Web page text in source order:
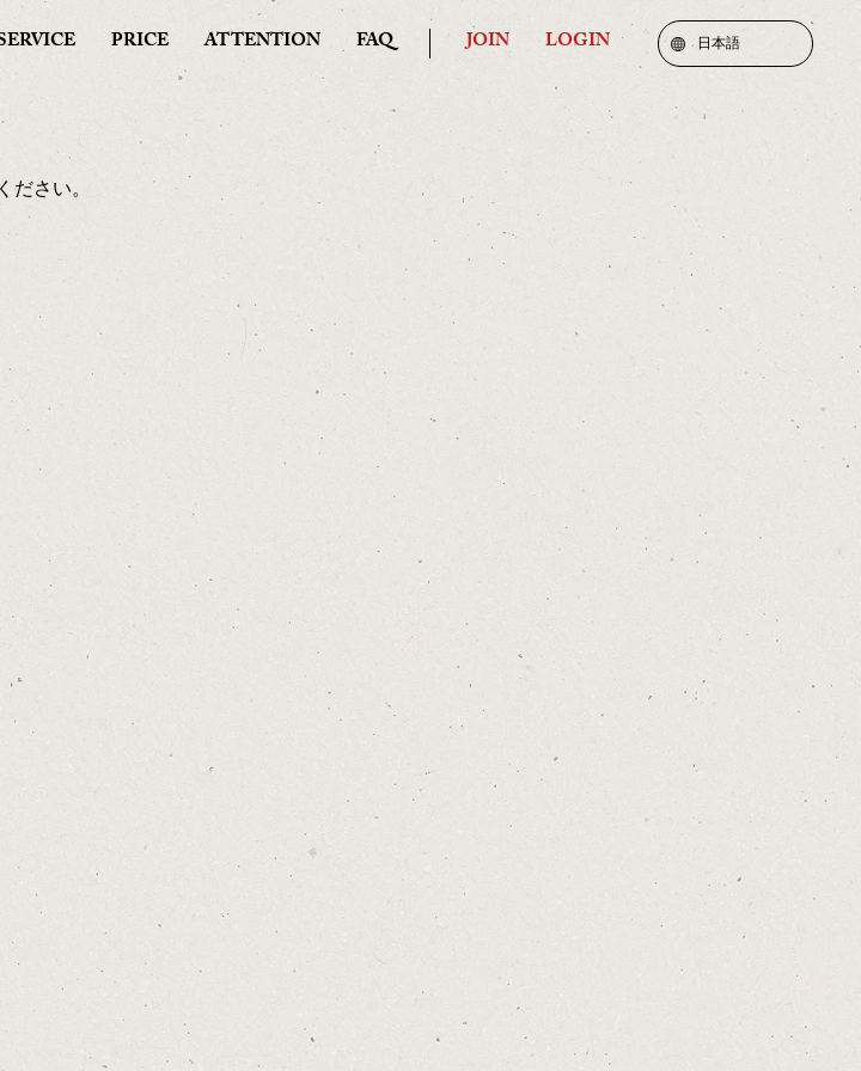
PRICE ATTENTION FAQ JOIN LOGIN 日本語
ださい。